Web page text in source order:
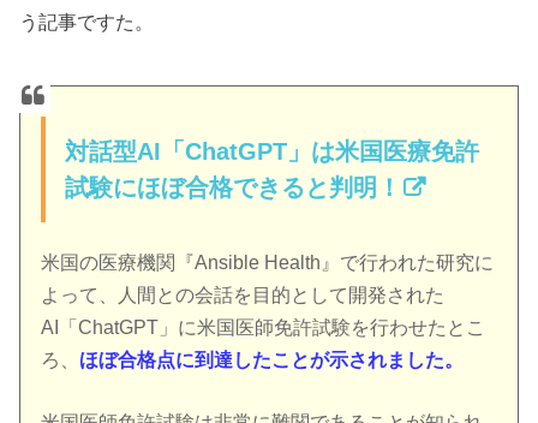
う記事ですた。
対話型AI「ChatGPT」は米国医療免許
試験にほぼ合格できると判明！
米国の医療機関『Ansible Health』で行われた研究に
よって、人間との会話を目的として開発された
AI「ChatGPT」に米国医師免許試験を行わせたとこ
ろ、 ほぼ合格点に到達したことが示されました。